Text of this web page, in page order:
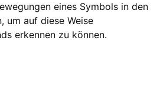
eines Symbols in den
um auf diese Weise
erkennen zu können.